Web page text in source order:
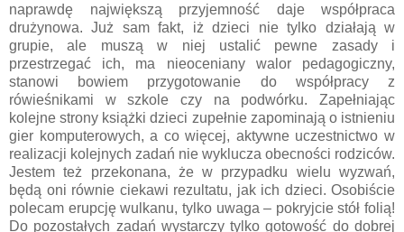
naprawdę największą przyjemność daje współpraca
drużynowa. Już sam fakt, iż dzieci nie tylko działają w
grupie, ale muszą w niej ustalić pewne zasady i
przestrzegać ich, ma nieoceniany walor pedagogiczny,
stanowi bowiem przygotowanie do współpracy z
rówieśnikami w szkole czy na podwórku. Zapełniając
kolejne strony książki dzieci zupełnie zapominają o istnieniu
gier komputerowych, a co więcej, aktywne uczestnictwo w
realizacji kolejnych zadań nie wyklucza obecności rodziców.
Jestem też przekonana, że w przypadku wielu wyzwań,
będą oni równie ciekawi rezultatu, jak ich dzieci. Osobiście
polecam erupcję wulkanu, tylko uwaga – pokryjcie stół folią!
Do pozostałych zadań wystarczy tylko gotowość do dobrej